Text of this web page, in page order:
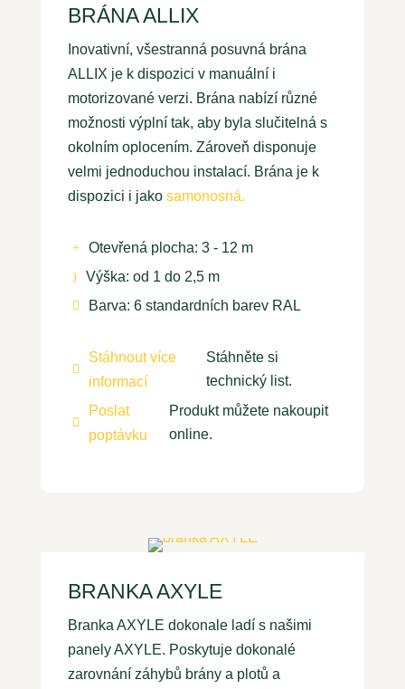
BRÁNA ALLIX
Inovativní, všestranná posuvná brána
ALLIX je k dispozici v manuální i
motorizované verzi. Brána nabízí různé
možnosti výplní tak, aby byla slučitelná s
okolním oplocením. Zároveň disponuje
velmi jednoduchou instalací. Brána je k
dispozici i jako samonosná.
+ Otevřená plocha: 3 - 12 m
) Výška: od 1 do 2,5 m
 Barva: 6 standardních barev RAL

Stáhnout více
informací
Stáhněte si
technický list.

Poslat
poptávku
Produkt můžete nakoupit
online.
BRANKA AXYLE
Branka AXYLE dokonale ladí s našimi
panely AXYLE. Poskytuje dokonalé
zarovnání záhybů brány a plotů a